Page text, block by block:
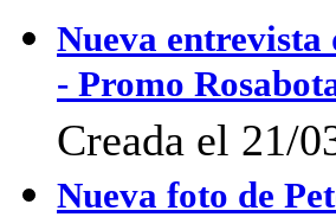
Nueva
- Promo
Creada el 21/
Nueva foto de